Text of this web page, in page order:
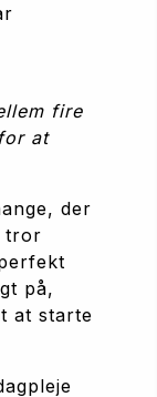
fire
at
der
tror
på,
at starte